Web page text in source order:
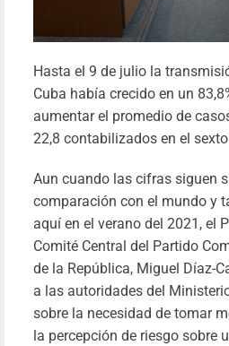
Hasta el 9 de julio la
Cuba había crecido en un
aumentar el promedio de
22,8 contabilizados en el
Aun cuando las cifras siguen
comparación con el mundo y
aquí en el verano del 2021, el
Comité Central del Partido
de la República, Miguel Díaz-
a las autoridades del
sobre la necesidad de tomar
la percepción de riesgo sobre